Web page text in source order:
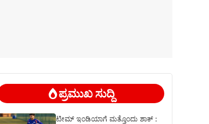
ಪ್ರಮುಖ ಸುದ್ದಿ
ಟೀಮ್ ಇಂಡಿಯಾಗೆ ಮತ್ತೊಂದು ಶಾಕ್ :